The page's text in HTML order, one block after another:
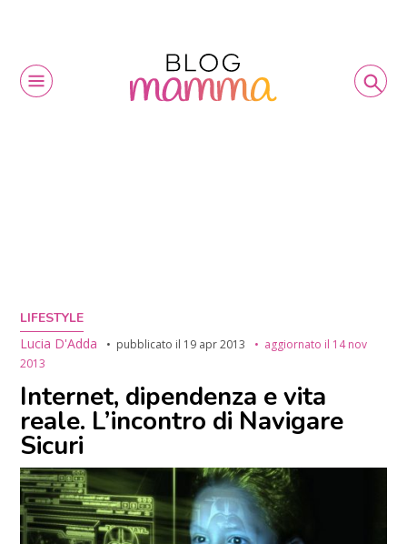
LIFESTYLE
Lucia D'Adda
pubblicato il 19 apr 2013 aggiornato il 14 nov
2013
Internet, dipendenza e vita
reale. L’incontro di Navigare
Sicuri